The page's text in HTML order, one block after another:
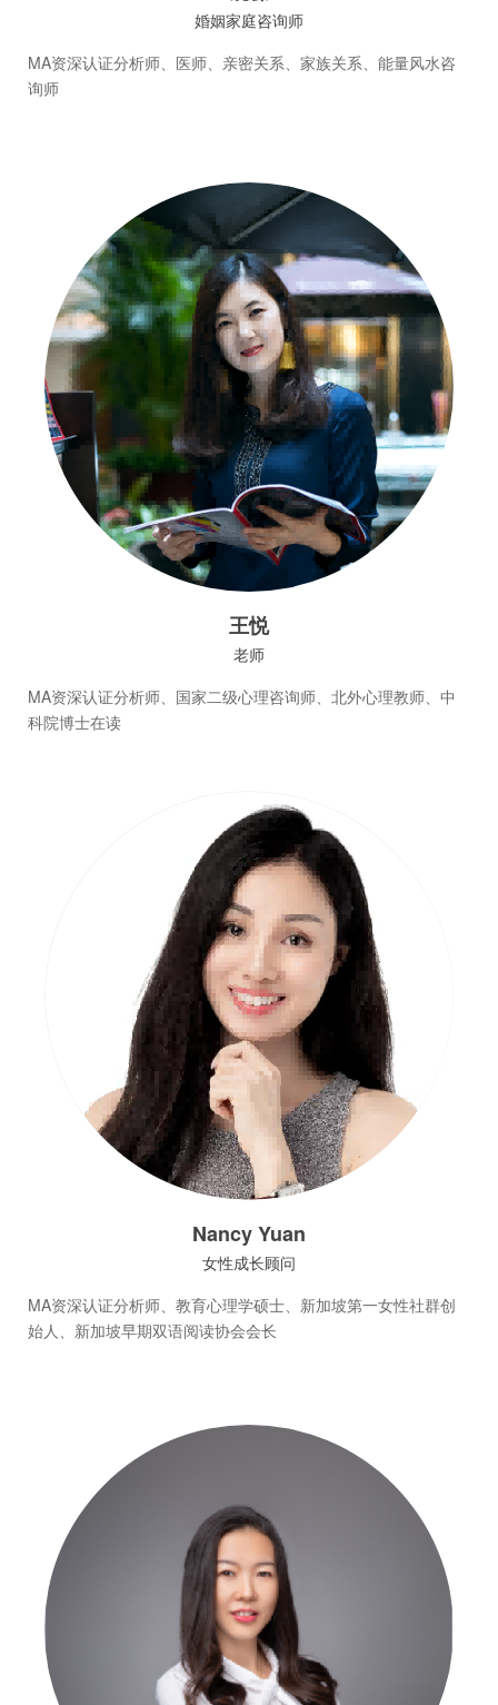
婚姻家庭咨询师
MA资深认证分析师、医师、亲密关系、家族关系、能量风水咨
询师
王悦
老师
MA资深认证分析师、国家二级心理咨询师、北外心理教师、中
科院博士在读
Nancy Yuan
女性成长顾问
MA资深认证分析师、教育心理学硕士、新加坡第一女性社群创
始人、新加坡早期双语阅读协会会长